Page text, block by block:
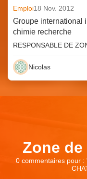
Emploi18 Nov. 2012
Groupe international
chimie recherche
RESPONSABLE DE
Nicolas
Zone
0 commentaires pour :